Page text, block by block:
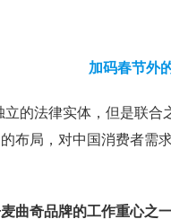
加码春节外
立的法律实体，但是联
布局，对中国消费者需
曲奇品牌的工作重心之